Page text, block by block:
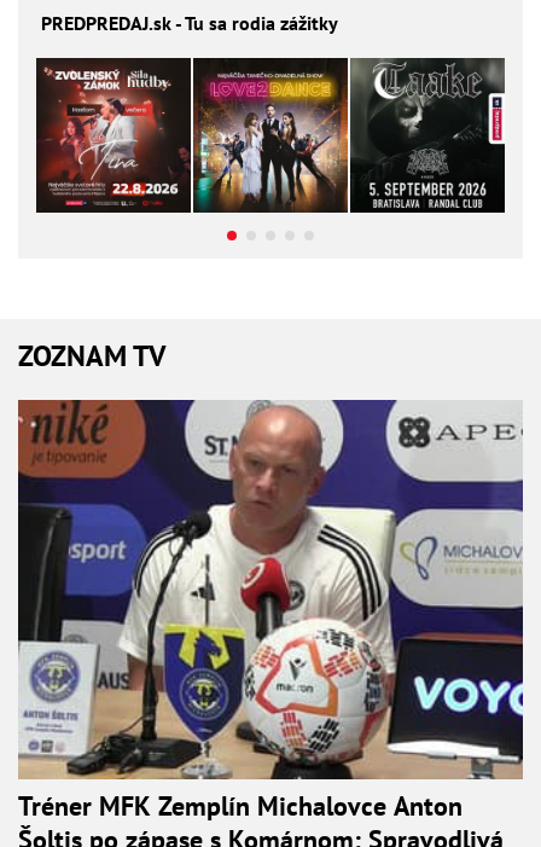
PREDPREDAJ.sk - Tu sa rodia zážitky
ZOZNAM TV
Tréner MFK Zemplín Michalovce Anton
Šoltis po zápase s Komárnom: Spravodlivá